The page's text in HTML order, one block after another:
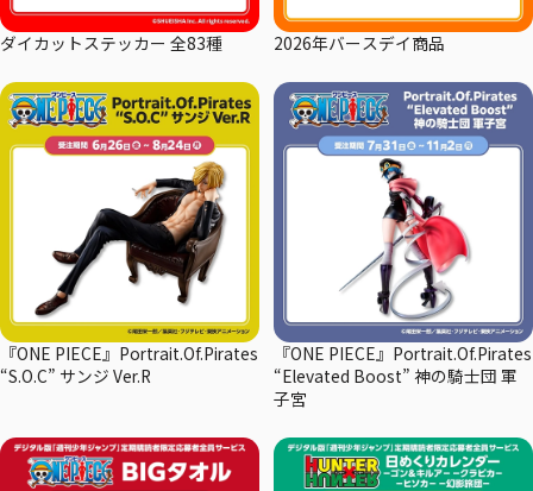
ダイカットステッカー 全83種 2026年バースデイ商品
『ONE PIECE』Portrait.Of.Pirates
“S.O.C” サンジ Ver.R
『ONE PIECE』Portrait.Of.Pirates
“Elevated Boost” 神の騎士団 軍
子宮